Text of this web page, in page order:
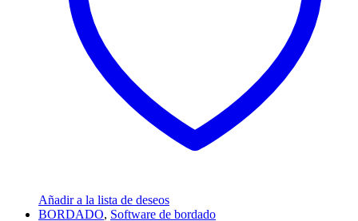
Añadir a la lista de deseos
BORDADO, Software de bordado